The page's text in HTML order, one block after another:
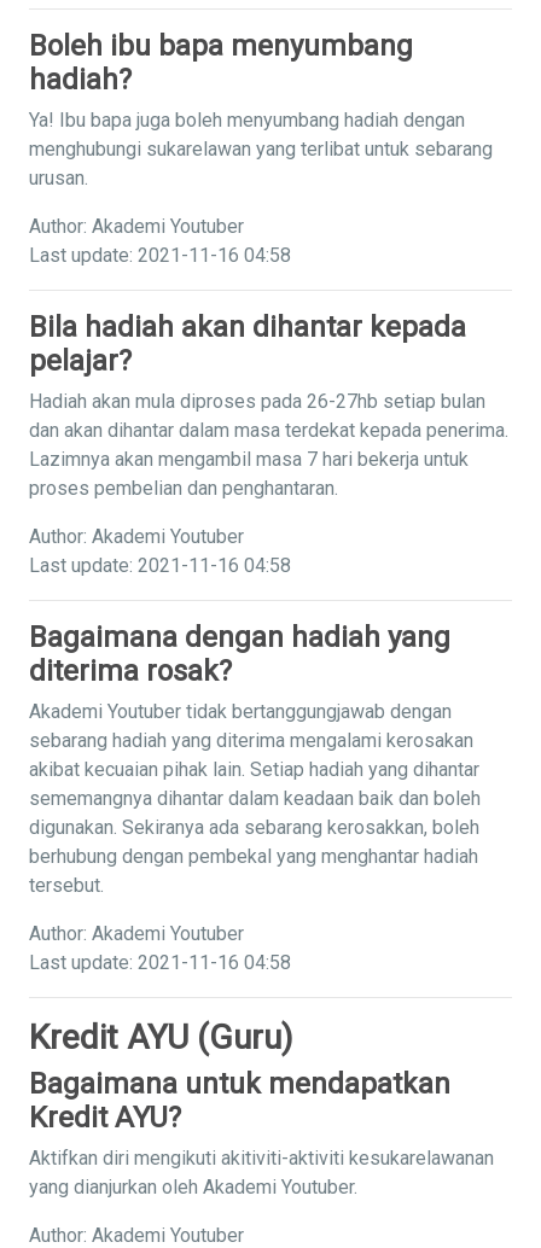
Boleh ibu bapa menyumbang
hadiah?
Ya! Ibu bapa juga boleh menyumbang hadiah dengan
menghubungi sukarelawan yang terlibat untuk sebarang
urusan.
Author: Akademi Youtuber
Last update: 2021-11-16 04:58
Bila hadiah akan dihantar kepada
pelajar?
Hadiah akan mula diproses pada 26-27hb setiap bulan
dan akan dihantar dalam masa terdekat kepada penerima.
Lazimnya akan mengambil masa 7 hari bekerja untuk
proses pembelian dan penghantaran.
Author: Akademi Youtuber
Last update: 2021-11-16 04:58
Bagaimana dengan hadiah yang
diterima rosak?
Akademi Youtuber tidak bertanggungjawab dengan
sebarang hadiah yang diterima mengalami kerosakan
akibat kecuaian pihak lain. Setiap hadiah yang dihantar
sememangnya dihantar dalam keadaan baik dan boleh
digunakan. Sekiranya ada sebarang kerosakkan, boleh
berhubung dengan pembekal yang menghantar hadiah
tersebut.
Author: Akademi Youtuber
Last update: 2021-11-16 04:58
Kredit AYU (Guru)
Bagaimana untuk mendapatkan
Kredit AYU?
Aktifkan diri mengikuti akitiviti-aktiviti kesukarelawanan
yang dianjurkan oleh Akademi Youtuber.
Author: Akademi Youtuber